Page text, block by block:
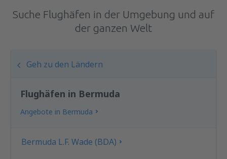
Suche Flughäfen in der Umgebung und auf
der ganzen Welt
Geh zu den Ländern
Flughäfen in Bermuda
Angebote in Bermuda
Bermuda L.F. Wade (BDA)